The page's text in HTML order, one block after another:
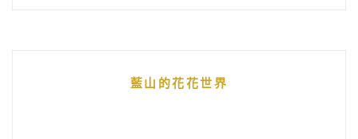
藍山的花花世界